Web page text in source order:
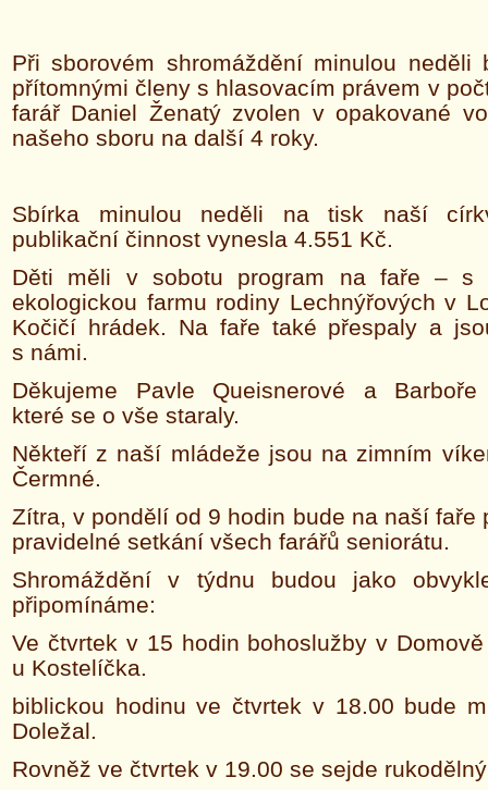
Při sborovém shromáždění minulou neděli
přítomnými členy s hlasovacím právem v
farář Daniel Ženatý zvolen v opakované
našeho sboru na další 4 roky.
Sbírka minulou neděli na tisk naší
publikační činnost vynesla 4.551 Kč.
Děti měli v sobotu program na faře – s
ekologickou farmu rodiny Lechnýřových v
Kočičí hrádek. Na faře také přespaly a
s námi.
Děkujeme Pavle Queisnerové a Barboře
které se o vše staraly.
Někteří z naší mládeže jsou na zimním
Čermné.
Zítra, v pondělí od 9 hodin bude na naší faře
pravidelné setkání všech farářů seniorátu.
Shromáždění v týdnu budou jako
připomínáme:
Ve čtvrtek v 15 hodin bohoslužby v
u Kostelíčka.
biblickou hodinu ve čtvrtek v 18.00 bude
Doležal.
Rovněž ve čtvrtek v 19.00 se sejde